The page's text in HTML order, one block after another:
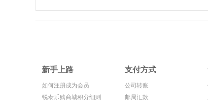
新手上路
如何注册成为会员
锐泰乐购商城积分细则
支付方式
公司转账
邮局汇款